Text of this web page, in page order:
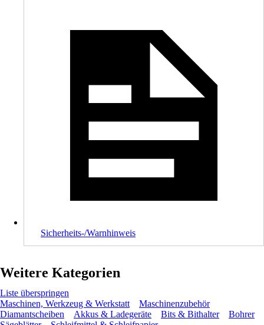
Sicherheits-/Warnhinweis
Weitere Kategorien
Liste überspringen
Maschinen, Werkzeug & Werkstatt
Maschinenzubehör
Diamantscheiben
Akkus & Ladegeräte Bits & Bithalter
Bohrer